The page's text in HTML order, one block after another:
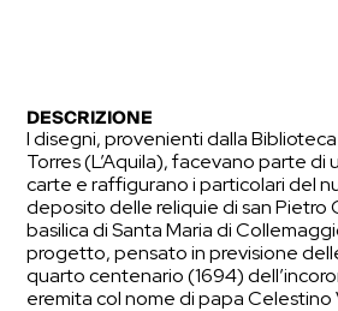
DESCRIZIONE
I disegni, provenienti dalla
Torres (L’Aquila), facevano parte di
carte e raffigurano i particolari del
deposito delle reliquie di san Pietro
basilica di Santa Maria di
progetto, pensato in previsione
quarto centenario (1694)
eremita col nome di papa Celestino